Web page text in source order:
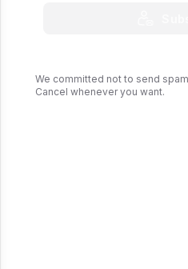
We committed not to send
Cancel whenever you want.